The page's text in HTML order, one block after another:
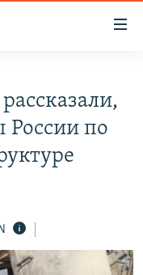
СОПРОТИВЛЕНИЯ
России по